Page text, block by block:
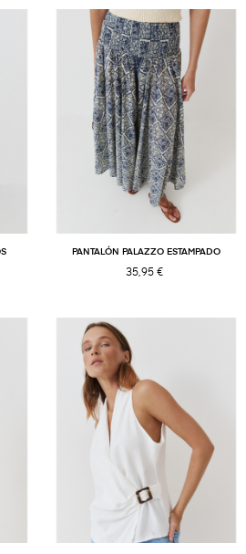
PANTALÓN PALAZZO ESTAMPADO
35,95 €